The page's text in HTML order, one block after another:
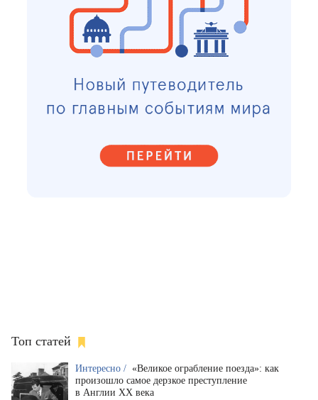
Топ статей
Интересно / «Великое ограбление поезда»: как
произошло самое дерзкое преступление
в Англии XX века